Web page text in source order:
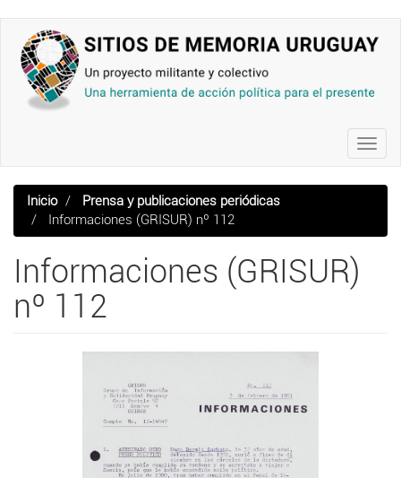
contenido
principal
Inicio
Prensa y publicaciones periódicas
Informaciones (GRISUR) nº 112
Informaciones (GRISUR)
nº 112